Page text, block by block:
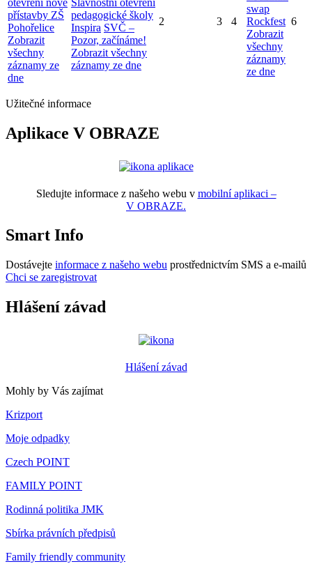
přístavby ZŠ
Pohořelice
Zobrazit
všechny
záznamy ze
dne
pedagogické školy
Inspira SVČ –
Pozor, začínáme!
Zobrazit všechny
záznamy ze dne
2 3 4
swap
Rockfest
Zobrazit
všechny
záznamy
ze dne
6
Užitečné informace
Aplikace V OBRAZE
Sledujte informace z našeho webu v mobilní aplikaci –
V OBRAZE.
Smart Info
Dostávejte informace z našeho webu prostřednictvím SMS a e-mailů
Chci se zaregistrovat
Hlášení závad
Hlášení závad
Mohly by Vás zajímat
Krizport
Moje odpadky
Czech POINT
FAMILY POINT
Rodinná politika JMK
Sbírka právních předpisů
Family friendly community